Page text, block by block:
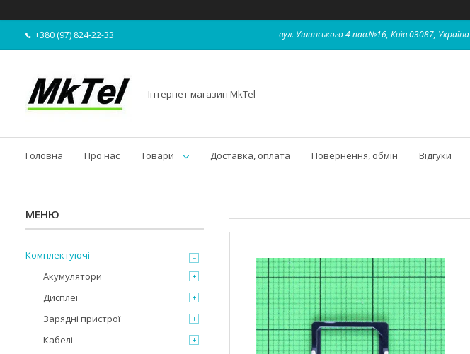
+380 (97) 824-22-33 вул. Ушинського 4 пав.№16, Київ 03087, Україна
Інтернет магазин MkTel
Головна Про нас Товари Доставка, оплата Повернення, обмін Відгуки
Комплектуючі
Акумулятори
Дисплеї
Зарядні пристрої
Кабелі